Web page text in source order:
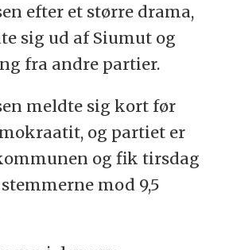
efter et større drama,
sig ud af Siumut og
fra andre partier.
meldte sig kort før
og partiet er
og fik tirsdag
mod 9,5